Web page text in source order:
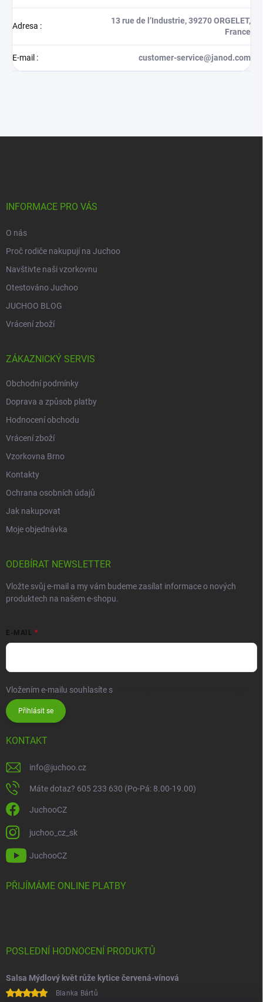
Adresa :
13 rue de l’Industrie, 39270 ORGELET,
France
E-mail : customer-service@janod.com
INFORMACE PRO VÁS
O nás
Proč rodiče nakupují na Juchoo
Navštivte naši vzorkovnu
Otestováno Juchoo
JUCHOO BLOG
Vrácení zboží
ZÁKAZNICKÝ SERVIS
Obchodní podmínky
Doprava a způsob platby
Hodnocení obchodu
Vrácení zboží
Vzorkovna Brno
Kontakty
Ochrana osobních údajů
Jak nakupovat
Moje objednávka
ODEBÍRAT NEWSLETTER
Vložte svůj e-mail a my vám budeme zasílat informace o nových
produktech na našem e-shopu.
E-MAIL
Vložením e-mailu souhlasíte s
Přihlásit se
KONTAKT
info@juchoo.cz
Máte dotaz? 605 233 630 (Po-Pá: 8.00-19.00)
JuchooCZ
juchoo_cz_sk
JuchooCZ
PŘIJÍMÁME ONLINE PLATBY
POSLEDNÍ HODNOCENÍ PRODUKTŮ
Salsa Mýdlový květ růže kytice červená-vínová
Blanka Bártů